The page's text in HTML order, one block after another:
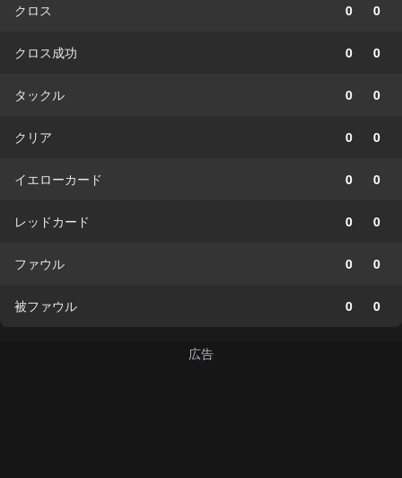
クロス 0 0
クロス成功 0 0
タックル 0 0
クリア 0 0
イエローカード 0 0
レッドカード 0 0
ファウル 0 0
被ファウル 0 0